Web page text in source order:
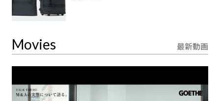
Movies 最新動画